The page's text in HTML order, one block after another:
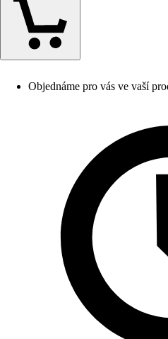
Objednáme pro vás ve vaší